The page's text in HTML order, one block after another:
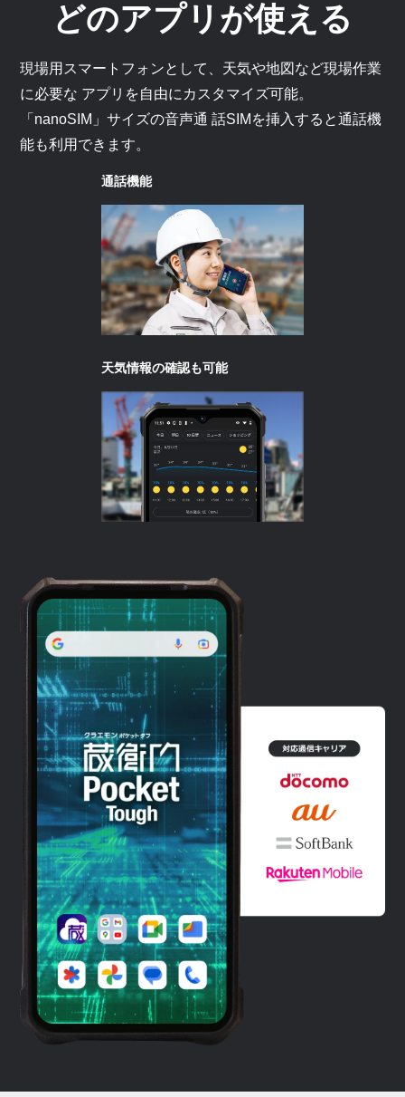
どのアプリが使える
現場用スマートフォンとして、天気や地図など現場作業
に必要な アプリを自由にカスタマイズ可能。
「nanoSIM」サイズの音声通 話SIMを挿入すると通話機
能も利用できます。
通話機能
天気情報の確認も可能